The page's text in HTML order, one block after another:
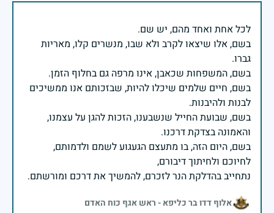
בשם, אלו שיצאו לקרב ולא שבו, מנשרים קלו, מאריות
בשם, חיים שלמים שיכלו להיות, שבזכותם אנו ממשיכים
בשם, שבועת החייל שנשבענו, הזכות להגן על עצמנו,
בשם, היום הזה, בו מתעצם הגעגוע לשמם ולדמותם,
נתחייב בהדלקת הנר לזכרם, להמשיך את דרכם ומורשתם.
אלוף דדו בר כליפא - ראש אגף כוח האדם